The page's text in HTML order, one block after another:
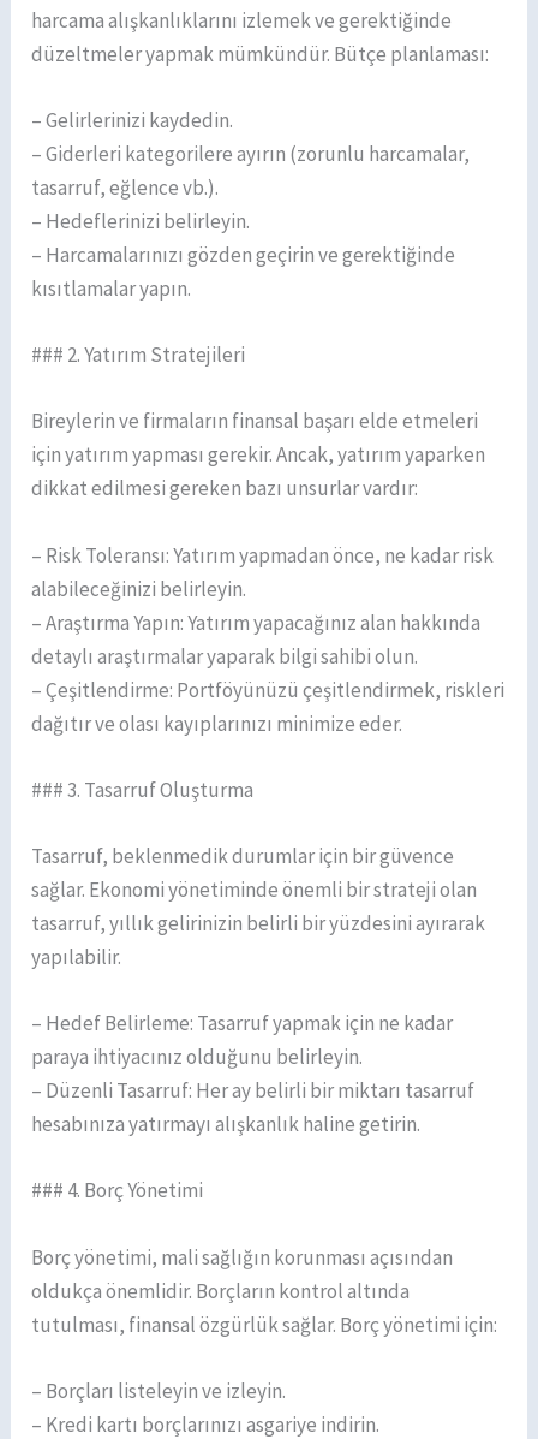
harcama alışkanlıklarını izlemek ve gerektiğinde
düzeltmeler yapmak mümkündür. Bütçe planlaması:
– Gelirlerinizi kaydedin.
– Giderleri kategorilere ayırın (zorunlu harcamalar,
tasarruf, eğlence vb.).
– Hedeflerinizi belirleyin.
– Harcamalarınızı gözden geçirin ve gerektiğinde
kısıtlamalar yapın.
### 2. Yatırım Stratejileri
Bireylerin ve firmaların finansal başarı elde etmeleri
için yatırım yapması gerekir. Ancak, yatırım yaparken
dikkat edilmesi gereken bazı unsurlar vardır:
– Risk Toleransı: Yatırım yapmadan önce, ne kadar risk
alabileceğinizi belirleyin.
– Araştırma Yapın: Yatırım yapacağınız alan hakkında
detaylı araştırmalar yaparak bilgi sahibi olun.
– Çeşitlendirme: Portföyünüzü çeşitlendirmek, riskleri
dağıtır ve olası kayıplarınızı minimize eder.
### 3. Tasarruf Oluşturma
Tasarruf, beklenmedik durumlar için bir güvence
sağlar. Ekonomi yönetiminde önemli bir strateji olan
tasarruf, yıllık gelirinizin belirli bir yüzdesini ayırarak
yapılabilir.
– Hedef Belirleme: Tasarruf yapmak için ne kadar
paraya ihtiyacınız olduğunu belirleyin.
– Düzenli Tasarruf: Her ay belirli bir miktarı tasarruf
hesabınıza yatırmayı alışkanlık haline getirin.
### 4. Borç Yönetimi
Borç yönetimi, mali sağlığın korunması açısından
oldukça önemlidir. Borçların kontrol altında
tutulması, finansal özgürlük sağlar. Borç yönetimi için:
– Borçları listeleyin ve izleyin.
– Kredi kartı borçlarınızı asgariye indirin.